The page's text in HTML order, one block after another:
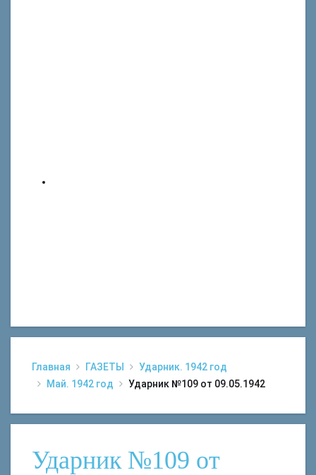
Главная ГАЗЕТЫ
Ударник. 1942 год
Май. 1942 год
Ударник №109 от 09.05.1942
Ударник №109 от